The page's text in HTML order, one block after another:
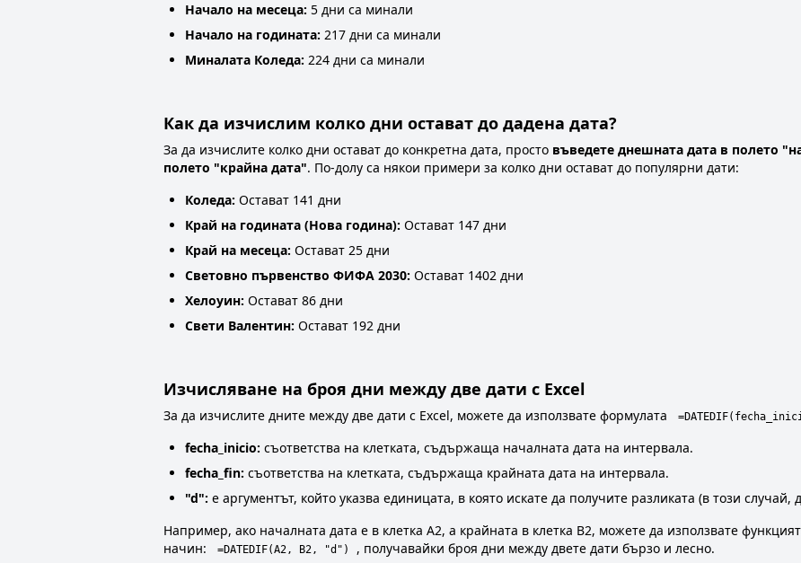
Начало на месеца: 5 дни са минали
Начало на годината: 217 дни са минали
Миналата Коледа: 224 дни са минали
Как да изчислим колко дни остават до дадена дата?
За да изчислите колко дни остават до конкретна дата, просто въведете днешната дата в полето
полето "крайна дата". По-долу са някои примери за колко дни остават до популярни дати:
Коледа: Остават 141 дни
Край на годината (Нова година): Остават 147 дни
Край на месеца: Остават 25 дни
Световно първенство ФИФА 2030: Остават 1402 дни
Хелоуин: Остават 86 дни
Свети Валентин: Остават 192 дни
Изчисляване на броя дни между две дати с Excel
За да изчислите дните между две дати с Excel, можете да използвате формулата
fecha_inicio: съответства на клетката, съдържаща началната дата на интервала.
fecha_fin: съответства на клетката, съдържаща крайната дата на интервала.
"d": е аргументът, който указва единицата, в която искате да получите разликата (в този случай,
Например, ако началната дата е в клетка A2, а крайната в клетка B2, можете да използвате
начин:
=DATEDIF(A2, B2, "d") , получавайки броя дни между двете дати бързо и лесно.